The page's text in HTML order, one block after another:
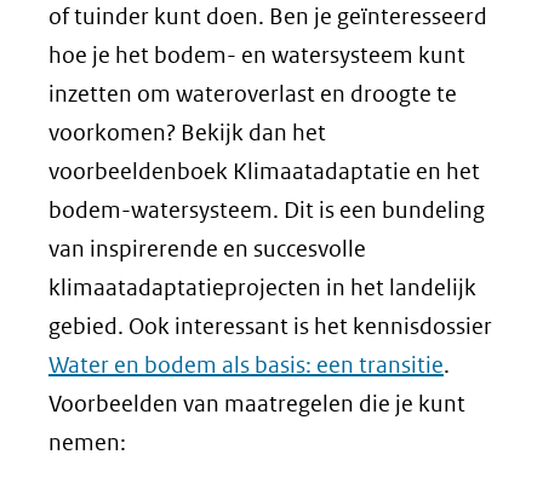
of tuinder kunt doen. Ben je geïnteresseerd
hoe je het bodem- en watersysteem kunt
inzetten om wateroverlast en droogte te
voorkomen? Bekijk dan het
voorbeeldenboek Klimaatadaptatie en het
bodem-watersysteem. Dit is een bundeling
van inspirerende en succesvolle
klimaatadaptatieprojecten in het landelijk
gebied. Ook interessant is het kennisdossier
Water en bodem als basis: een transitie.
Voorbeelden van maatregelen die je kunt
nemen: